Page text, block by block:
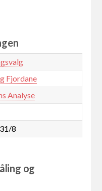
Fjordane
Analyse
8
og